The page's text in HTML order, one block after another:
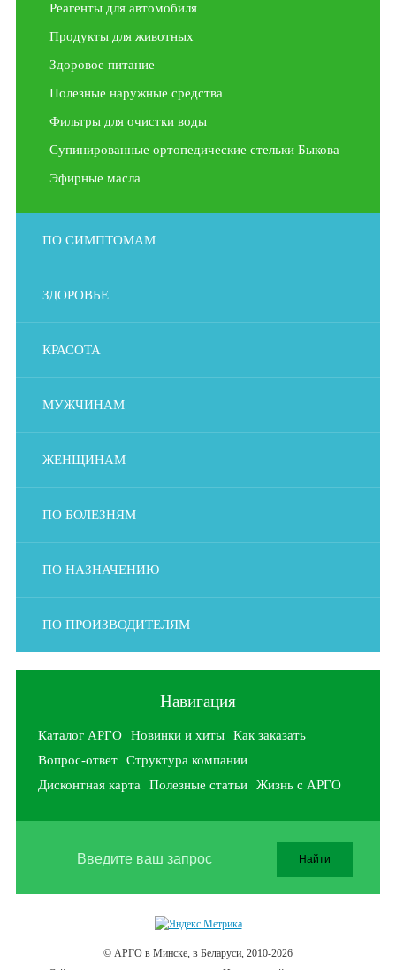
Реагенты для автомобиля
Продукты для животных
Здоровое питание
Полезные наружные средства
Фильтры для очистки воды
Супинированные ортопедические стельки Быкова
Эфирные масла
ПО СИМПТОМАМ
ЗДОРОВЬЕ
КРАСОТА
МУЖЧИНАМ
ЖЕНЩИНАМ
ПО БОЛЕЗНЯМ
ПО НАЗНАЧЕНИЮ
ПО ПРОИЗВОДИТЕЛЯМ
Навигация
Каталог АРГО Новинки и хиты
Как заказать
Вопрос-ответ
Структура компании
Дисконтная карта
Полезные статьи Жизнь с АРГО
© АРГО в Минске, в Беларуси, 2010-2026